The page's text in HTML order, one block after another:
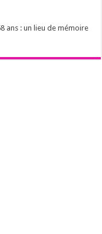
ans : un lieu de mémoire